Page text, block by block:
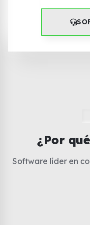
¿Por
Software líder en